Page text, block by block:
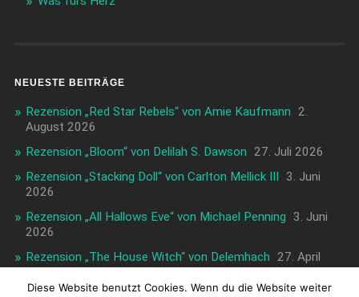
NEUESTE BEITRÄGE
Rezension „Red Star Rebels“ von Amie Kaufmann 2.
August 2026
Rezension „Bloom“ von Delilah S. Dawson 27. Juli 2026
Rezension „Stacking Doll“ von Carlton Mellick III
3. Juni
2026
Rezension „All Hallows Eve“ von Michael Penning
3. Juni
2026
Rezension „The House Witch“ von Delemhach 27. April
2026
Diese Website benutzt Cookies. Wenn du die Website weiter